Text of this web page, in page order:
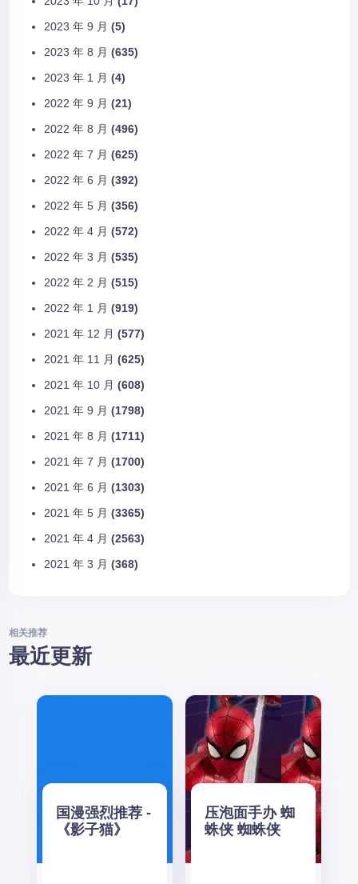
2023 年 9 月 (5)
2023 年 8 月 (635)
2023 年 1 月 (4)
2022 年 9 月 (21)
2022 年 8 月 (496)
2022 年 7 月 (625)
2022 年 6 月 (392)
2022 年 5 月 (356)
2022 年 4 月 (572)
2022 年 3 月 (535)
2022 年 2 月 (515)
2022 年 1 月 (919)
2021 年 12 月 (577)
2021 年 11 月 (625)
2021 年 10 月 (608)
2021 年 9 月 (1798)
2021 年 8 月 (1711)
2021 年 7 月 (1700)
2021 年 6 月 (1303)
2021 年 5 月 (3365)
2021 年 4 月 (2563)
2021 年 3 月 (368)
相关推荐
最近更新
国漫强烈推荐 -
《影子猫》
压泡面手办 蜘
蛛侠 蜘蛛侠